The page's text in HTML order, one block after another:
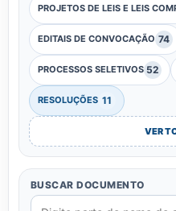
PROJETOS DE LEIS E LEIS
EDITAIS DE CONVOCAÇÃO 74
PROCESSOS SELETIVOS 52
RESOLUÇÕES 11
VER
BUSCAR DOCUMENTO